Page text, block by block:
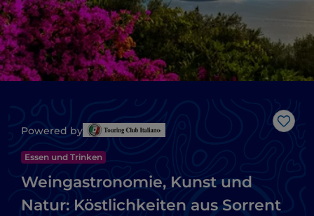
Like
Powered by
Essen und Trinken
Weingastronomie, Kunst und
Natur: Köstlichkeiten aus Sorrent